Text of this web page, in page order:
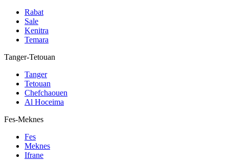
Rabat
Sale
Kenitra
Temara
Tanger-Tetouan
Tanger
Tetouan
Chefchaouen
Al Hoceima
Fes-Meknes
Fes
Meknes
Ifrane